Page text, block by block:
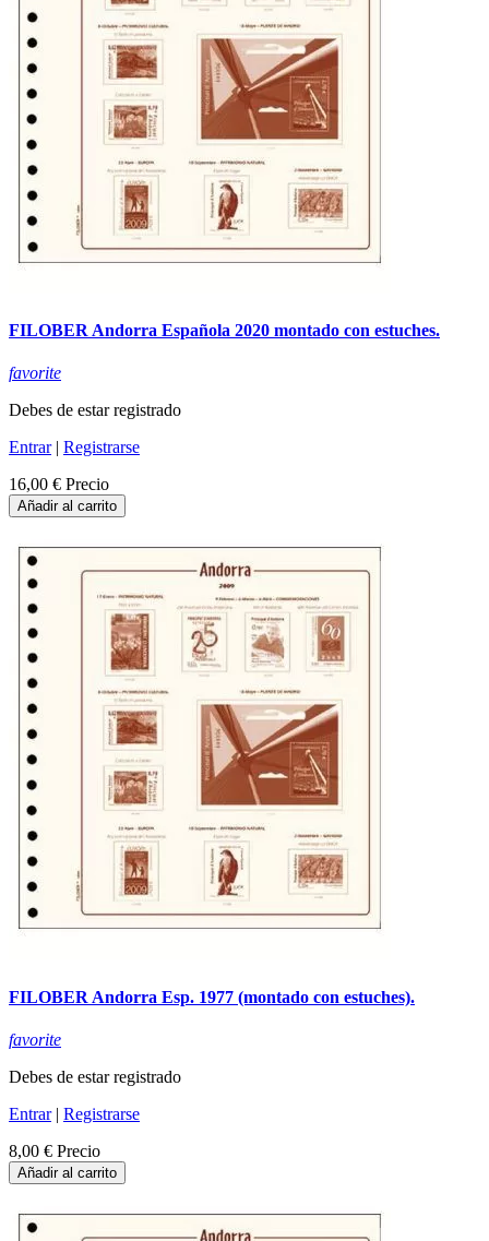
FILOBER Andorra Española 2020 montado con estuches.
favorite
Debes de estar registrado
Entrar| Registrarse
16,00 € Precio
Añadir al carrito
FILOBER Andorra Esp. 1977 (montado con estuches).
favorite
Debes de estar registrado
Entrar| Registrarse
8,00 € Precio
Añadir al carrito